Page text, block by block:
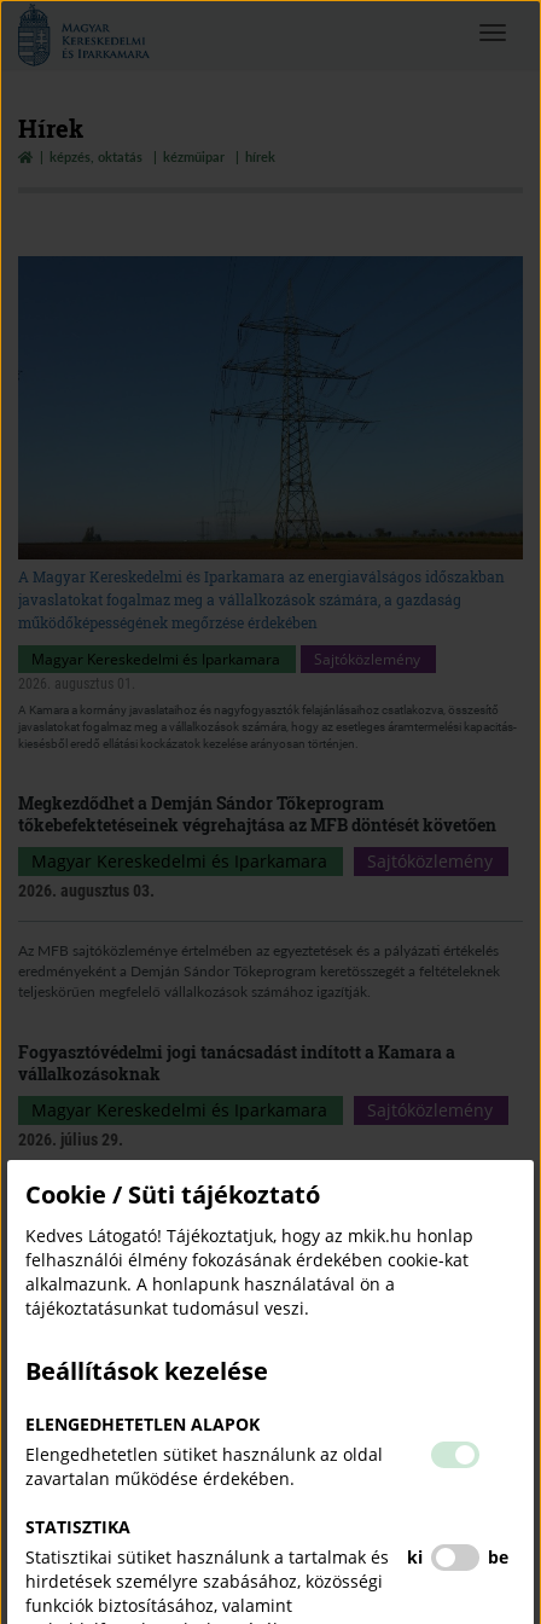
Magyar
Kereskedelmi
és
Toggle
Hírek
képzés, oktatás kézműipar hírek
A Magyar Kereskedelmi és Iparkamara az energiaválságos időszakban
javaslatokat fogalmaz meg a vállalkozások számára, a gazdaság
működőképességének megőrzése érdekében
Magyar Kereskedelmi és Iparkamara Sajtóközlemény
2026. augusztus 01.
A Kamara a kormány javaslataihoz és nagyfogyasztók felajánlásaihoz csatlakozva, összesítő
javaslatokat fogalmaz meg a vállalkozások számára, hogy az esetleges áramtermelési kapacitás-
kiesésből eredő ellátási kockázatok kezelése arányosan történjen.
Megkezdődhet a Demján Sándor Tőkeprogram
tőkebefektetéseinek végrehajtása az MFB döntését követően
Magyar Kereskedelmi és Iparkamara
Sajtóközlemény
2026. augusztus 03.
Az MFB sajtóközleménye értelmében az egyeztetések és a pályázati értékelés
eredményeként a Demján Sándor Tőkeprogram keretösszegét a feltételeknek
teljeskörűen megfelelő vállalkozások számához igazítják.
Fogyasztóvédelmi jogi tanácsadást indított a Kamara a
vállalkozásoknak
Magyar Kereskedelmi és Iparkamara
Sajtóközlemény
2026. július 29.
A Kamara fogyasztóvédelmi jogi tanácsadással segít a kis- és
ahhoz, hogy a cégek hatékonyan feleljenek meg a gyorsan változó
fogyasztóvédelmi előírásoknak.
„Az iskolapadtól az első munkahelyig": tehetséggondozó
Magyar Kereskedelmi és Iparkamara
A Kamara új társadalmi felelősségvállalási programja, „Az iskolapadtól az első
munkahelyig" tehetséges, de hátrányos helyzetű fiatalokat kísér végig pályájuk
Megalakult az MKIK Szubszaharai Afrika Bizottsága
Külgazdaság
2026. július 27.
Cookie / Süti tájékoztató
Kedves Látogató! Tájékoztatjuk, hogy az mkik.hu honlap
felhasználói élmény fokozásának érdekében cookie-kat
alkalmazunk. A honlapunk használatával ön a
tájékoztatásunkat tudomásul veszi.
Beállítások kezelése
ELENGEDHETETLEN ALAPOK
Elengedhetetlen sütiket használunk az oldal
zavartalan működése érdekében.
STATISZTIKA
Statisztikai sütiket használunk a tartalmak és
hirdetések személyre szabásához, közösségi
funkciók biztosításához, valamint
ki be